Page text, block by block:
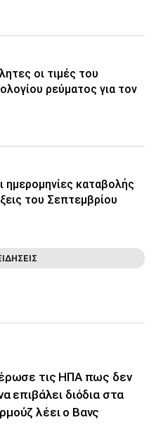
οι τιμές του
ρεύματος για τον
ημερομηνίες καταβολής
του Σεπτεμβρίου
τις ΗΠΑ πως δεν
επιβάλει διόδια στα
λέει ο Βανς